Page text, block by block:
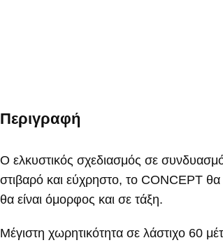
Περιγραφή
Ο ελκυστικός σχεδιασμός σε
στιβαρό και εύχρηστο, το CONCEPT θα
θα είναι όμορφος και σε τάξη.
Μέγιστη χωρητικότητα σε λάστιχο 60